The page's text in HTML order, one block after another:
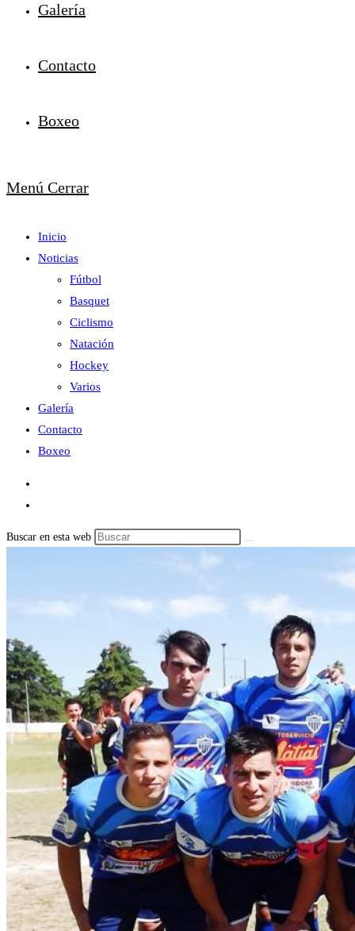
Galería
Contacto
Boxeo
Menú Cerrar
Inicio
Noticias
Fútbol
Basquet
Ciclismo
Natación
Hockey
Varios
Galería
Contacto
Boxeo
Buscar en esta web